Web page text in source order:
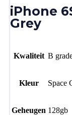
iPhone
Grey
Kwaliteit B
Kleur Space
Geheugen 128gb